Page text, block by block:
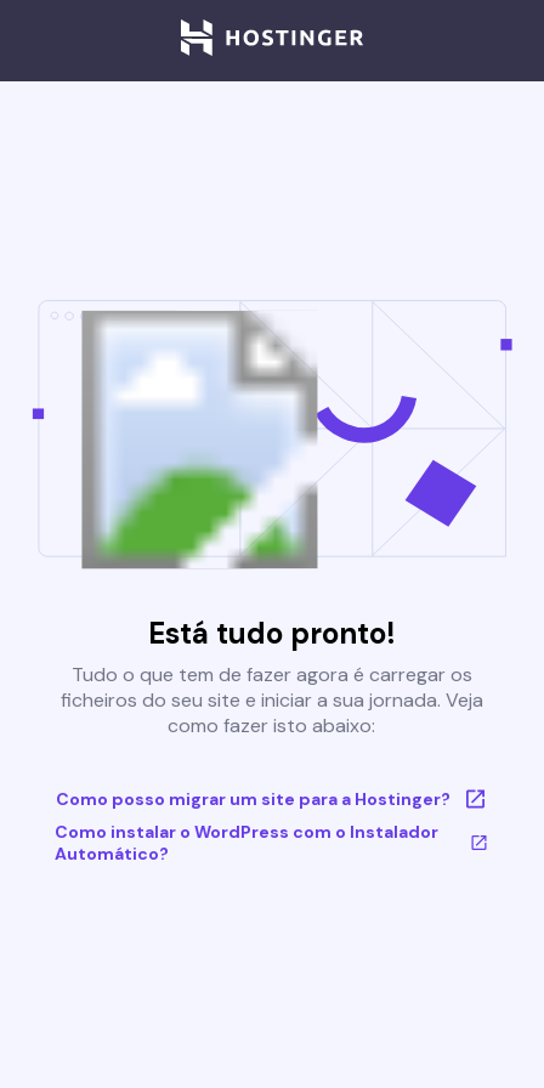
Está tudo pronto!
Tudo o que tem de fazer agora é carregar os
ficheiros do seu site e iniciar a sua jornada. Veja
como fazer isto abaixo:
Como posso migrar um site para a Hostinger?
Como instalar o WordPress com o Instalador
Automático?